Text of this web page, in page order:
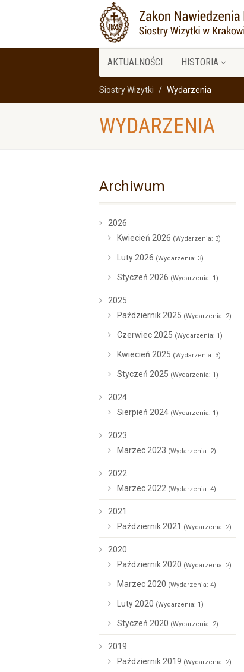
AKTUALNOŚCI HISTORIA
Siostry Wizytki Wydarzenia
WYDARZENIA
Archiwum
2026
Kwiecień 2026 (Wydarzenia: 3)
Luty 2026 (Wydarzenia: 3)
Styczeń 2026 (Wydarzenia: 1)
2025
Październik 2025 (Wydarzenia: 2)
Czerwiec 2025 (Wydarzenia: 1)
Kwiecień 2025 (Wydarzenia: 3)
Styczeń 2025 (Wydarzenia: 1)
2024
Sierpień 2024 (Wydarzenia: 1)
2023
Marzec 2023 (Wydarzenia: 2)
2022
Marzec 2022 (Wydarzenia: 4)
2021
Październik 2021 (Wydarzenia: 2)
2020
Październik 2020 (Wydarzenia: 2)
Marzec 2020 (Wydarzenia: 4)
Luty 2020 (Wydarzenia: 1)
Styczeń 2020 (Wydarzenia: 2)
2019
Październik 2019 (Wydarzenia: 2)